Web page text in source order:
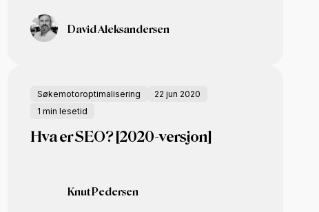
David Aleksandersen
Søkemotoroptimalisering
22 jun 2020
1 min lesetid
Hva er SEO? [2020-versjon]
Knut Pedersen